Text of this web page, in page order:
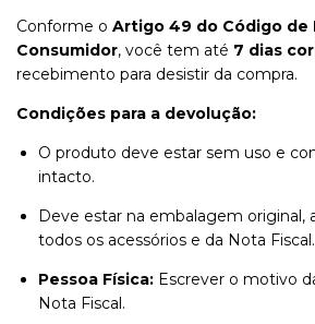
Conforme o Artigo 49 do Código de
Consumidor, você tem até 7 dias
recebimento para desistir da compra.
Condições para a devolução:
O produto deve estar sem uso e
intacto.
Deve estar na embalagem original,
todos os acessórios e da Nota Fiscal.
Pessoa Física: Escrever o motivo
Nota Fiscal.